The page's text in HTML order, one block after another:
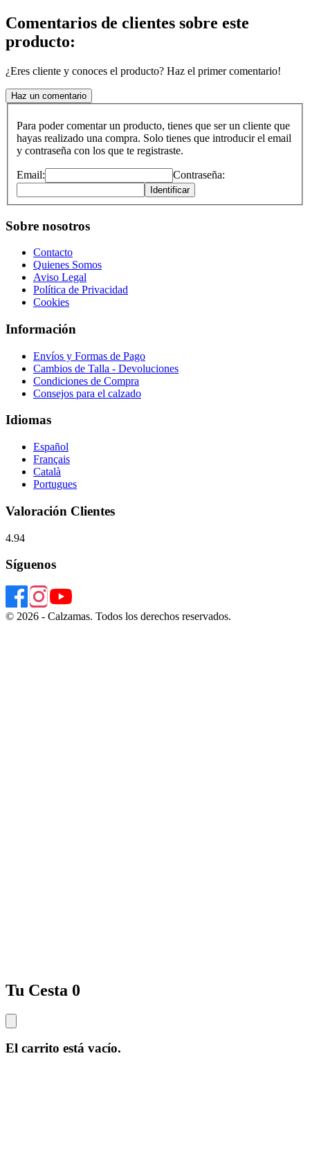
Comentarios de clientes sobre este
producto:
¿Eres cliente y conoces el producto? Haz el primer comentario!
Haz un comentario
Para poder comentar un producto, tienes que ser un cliente que
hayas realizado una compra. Solo tienes que introducir el email
y contraseña con los que te registraste.
Email: Contraseña:
Identificar
Sobre nosotros
Contacto
Quienes Somos
Aviso Legal
Política de Privacidad
Cookies
Información
Envíos y Formas de Pago
Cambios de Talla - Devoluciones
Condiciones de Compra
Consejos para el calzado
Idiomas
Español
Français
Català
Portugues
Valoración Clientes
4.94
Síguenos
© 2026 - Calzamas. Todos los derechos reservados.
Tu Cesta 0
El carrito está vacío.